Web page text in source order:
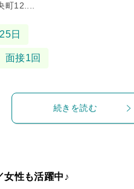
12....
日
面接1回
続きを読む
女性も活躍中♪